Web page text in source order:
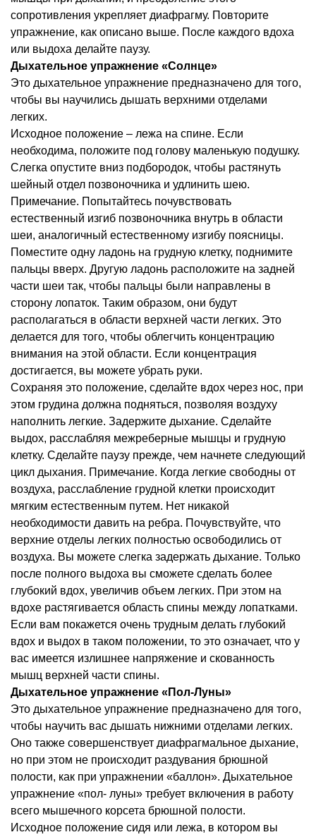
сопротивления укрепляет диафрагму. Повторите
упражнение, как описано выше. После каждого вдоха
или выдоха делайте паузу.
Дыхательное упражнение «Солнце»
Это дыхательное упражнение предназначено для того,
чтобы вы научились дышать верхними отделами
легких.
Исходное положение – лежа на спине. Если
необходима, положите под голову маленькую подушку.
Слегка опустите вниз подбородок, чтобы растянуть
шейный отдел позвоночника и удлинить шею.
Примечание. Попытайтесь почувствовать
естественный изгиб позвоночника внутрь в области
шеи, аналогичный естественному изгибу поясницы.
Поместите одну ладонь на грудную клетку, поднимите
пальцы вверх. Другую ладонь расположите на задней
части шеи так, чтобы пальцы были направлены в
сторону лопаток. Таким образом, они будут
располагаться в области верхней части легких. Это
делается для того, чтобы облегчить концентрацию
внимания на этой области. Если концентрация
достигается, вы можете убрать руки.
Сохраняя это положение, сделайте вдох через нос, при
этом грудина должна подняться, позволяя воздуху
наполнить легкие. Задержите дыхание. Сделайте
выдох, расслабляя межреберные мышцы и грудную
клетку. Сделайте паузу прежде, чем начнете следующий
цикл дыхания. Примечание. Когда легкие свободны от
воздуха, расслабление грудной клетки происходит
мягким естественным путем. Нет никакой
необходимости давить на ребра. Почувствуйте, что
верхние отделы легких полностью освободились от
воздуха. Вы можете слегка задержать дыхание. Только
после полного выдоха вы сможете сделать более
глубокий вдох, увеличив объем легких. При этом на
вдохе растягивается область спины между лопатками.
Если вам покажется очень трудным делать глубокий
вдох и выдох в таком положении, то это означает, что у
вас имеется излишнее напряжение и скованность
мышц верхней части спины.
Дыхательное упражнение «Пол-Луны»
Это дыхательное упражнение предназначено для того,
чтобы научить вас дышать нижними отделами легких.
Оно также совершенствует диафрагмальное дыхание,
но при этом не происходит раздувания брюшной
полости, как при упражнении «баллон». Дыхательное
упражнение «пол- луны» требует включения в работу
всего мышечного корсета брюшной полости.
Исходное положение сидя или лежа, в котором вы